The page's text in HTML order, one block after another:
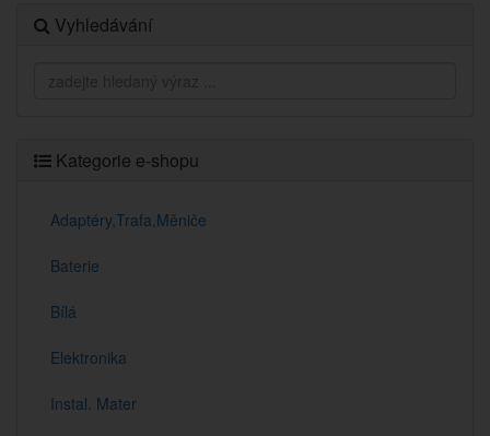
Vyhledávání
Kategorie e-shopu
Adaptéry,Trafa,Měniče
Baterie
Bílá
Elektronika
Instal. Mater